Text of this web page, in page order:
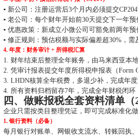
▪️ 新公司：注册运营后3个月内必须提交
▪️ 老公司：每个财年开始前30天提交下一年预
▪️ 优惠政策：新成立小微公司可豁免前两年预
▪️ 修正规则：预估税额与实际偏差超30%，
4. 年度：财务审计 + 所得税汇算
1. 财年结束后整理全年账务，由马来西亚本
2. 凭审计报表提交年度所得税申报表（Form C
3. LHDN核算全年税费，多退少补，完成年
4. 所有资料归档留存7年，完成全年财税闭环
四、做账报税全套资料清单（
企业只需按类目整理凭证，即可完成标准化
1. 银行资料（必备）
每月银行对账单、网银收支流水、转账回执